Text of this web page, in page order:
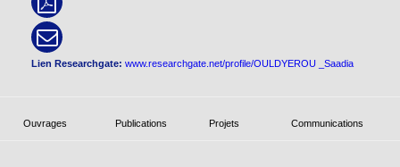
Lien Researchgate: www.researchgate.net/profile/OULDYEROU _Saadia
Ouvrages Publications Projets Communications